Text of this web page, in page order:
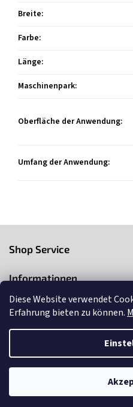
Diese Website verwendet
Erfahrung bieten zu können.
Breite:
Farbe:
Länge:
Maschinenpark:
Oberfläche der Anwendung:
Umfang der Anwendung:
e
Shop Service
Informationen
Kontakt
Copyright 20263Market.